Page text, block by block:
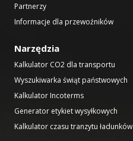
Partnerzy
Informacje dla przewoźników
Narzędzia
Kalkulator CO2 dla transportu
Wyszukiwarka świąt państwowych
Kalkulator Incoterms
Generator etykiet wysyłkowych
Kalkulator czasu tranzytu ładunków